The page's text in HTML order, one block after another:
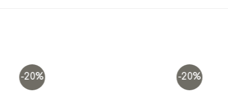
-20% -20%